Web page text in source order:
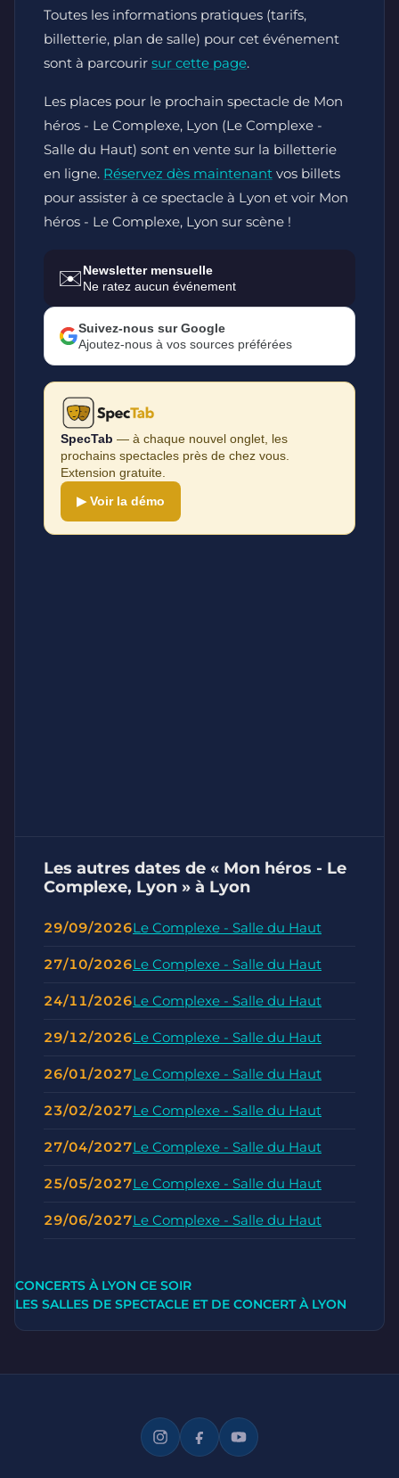
Toutes les informations pratiques (tarifs,
billetterie, plan de salle) pour cet événement
sont à parcourir sur cette page.
Les places pour le prochain spectacle de Mon
héros - Le Complexe, Lyon (Le Complexe -
Salle du Haut) sont en vente sur la billetterie
en ligne. Réservez dès maintenant vos billets
pour assister à ce spectacle à Lyon et voir Mon
héros - Le Complexe, Lyon sur scène !
✉️Newsletter mensuelle
Ne ratez aucun événement
Suivez-nous sur Google
Ajoutez-nous à vos sources préférées
SpecTab — à chaque nouvel onglet, les
prochains spectacles près de chez vous.
Extension gratuite.
▶ Voir la démo
Les autres dates de « Mon héros - Le
Complexe, Lyon » à Lyon
29/09/2026Le Complexe - Salle du Haut
27/10/2026Le Complexe - Salle du Haut
24/11/2026Le Complexe - Salle du Haut
29/12/2026Le Complexe - Salle du Haut
26/01/2027Le Complexe - Salle du Haut
23/02/2027Le Complexe - Salle du Haut
27/04/2027Le Complexe - Salle du Haut
25/05/2027Le Complexe - Salle du Haut
29/06/2027Le Complexe - Salle du Haut
CONCERTS À LYON CE SOIR
LES SALLES DE SPECTACLE ET DE CONCERT À LYON